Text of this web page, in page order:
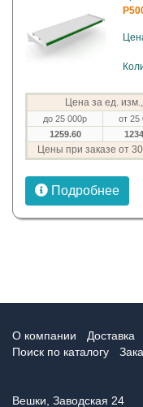
Цена за ед.
до 25 000р от 25
1259.60
Цены при заказе от
Подробнее
О компании Доставка
Поиск по каталогу
Вешки, Заводская 24